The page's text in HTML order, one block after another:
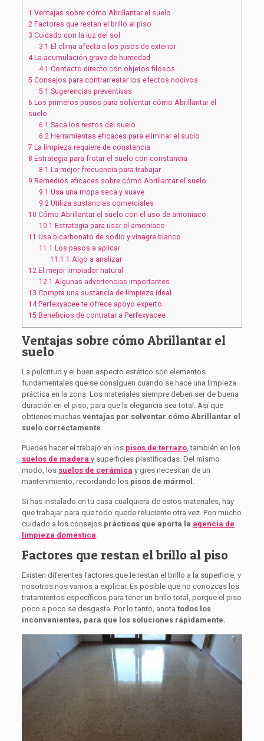
1 Ventajas sobre cómo Abrillantar el suelo
2Factores que restan el brillo al piso
3 Cuidado con la luz del sol
3.1 El clima afecta a los pisos de exterior
4La acumulación grave de humedad
4.1 Contacto directo con objetos filosos
5Consejos para contrarrestar los efectos nocivos
5.1 Sugerencias preventivas
6 Los primeros pasos para solventar cómo Abrillantar el
suelo
6.1 Saca los restos del suelo
6.2 Herramientas eficaces para eliminar el sucio
7 La limpieza requiere de constancia
8 Estrategia para frotar el suelo con constancia
8.1 La mejor frecuencia para trabajar
9 Remedios eficaces sobre cómo Abrillantar el suelo
9.1 Usa una mopa seca y suave
9.2 Utiliza sustancias comerciales
10 Cómo Abrillantar el suelo con el uso de amoniaco
10.1 Estrategia para usar el amoniaco
11 Usa bicarbonato de sodio y vinagre blanco
11.1 Los pasos a aplicar
11.1.1 Algo a analizar
12El mejor limpiador natural
12.1 Algunas advertencias importantes
13 Compra una sustancia de limpieza ideal
14Perfexyacee te ofrece apoyo experto
15Beneficios de contratar a Perfexyacee
Ventajas sobre cómo Abrillantar el
suelo
La pulcritud y el buen aspecto estético son elementos
fundamentales que se consiguen cuando se hace una limpieza
práctica en la zona. Los materiales siempre deben ser de buena
duración en el piso, para que la elegancia sea total. Así que
obtienes muchas ventajas por solventar cómo Abrillantar el
suelo correctamente.
Puedes hacer el trabajo en los pisos de terrazo, también en los
suelos de madera y superficies plastificadas. Del mismo
modo, los suelos de cerámica y gres necesitan de un
mantenimiento, recordando los pisos de mármol
Si has instalado en tu casa cualquiera de estos materiales, hay
que trabajar para que todo quede reluciente otra vez. Pon mucho
cuidado a los consejos prácticos que aporta la agencia de
limpieza doméstica
Factores que restan el brillo al piso
Existen diferentes factores que le restan el brillo a la superficie, y
nosotros nos vamos a explicar. Es posible que no conozcas los
tratamientos específicos para tener un brillo total, porque el piso
poco a poco se desgasta. Por lo tanto, anota todos los
inconvenientes, para que los soluciones rápidamente.